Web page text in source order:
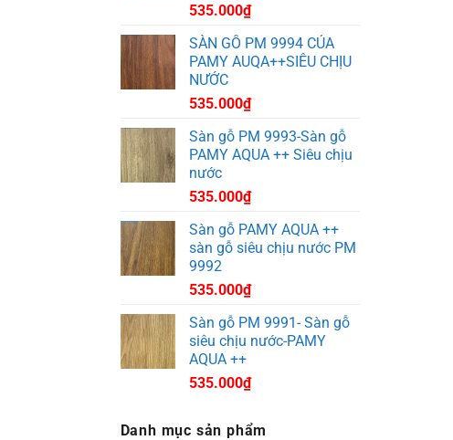
535.000₫
SÀN GỖ PM 9994 CỦA
PAMY AUQA++SIÊU CHỊU
NƯỚC
535.000₫
Sàn gỗ PM 9993-Sàn gỗ
PAMY AQUA ++ Siêu chịu
nước
535.000₫
Sàn gỗ PAMY AQUA ++
sàn gỗ siêu chịu nước PM
9992
535.000₫
Sàn gỗ PM 9991- Sàn gỗ
siêu chịu nước-PAMY
AQUA ++
535.000₫
Danh mục sản phẩm